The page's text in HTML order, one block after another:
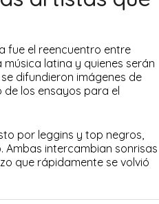
fue el reencuentro entre
latina y quienes serán
difundieron imágenes de
los ensayos para el
por leggins y top negros,
Ambas intercambian sonrisas
que rápidamente se volvió